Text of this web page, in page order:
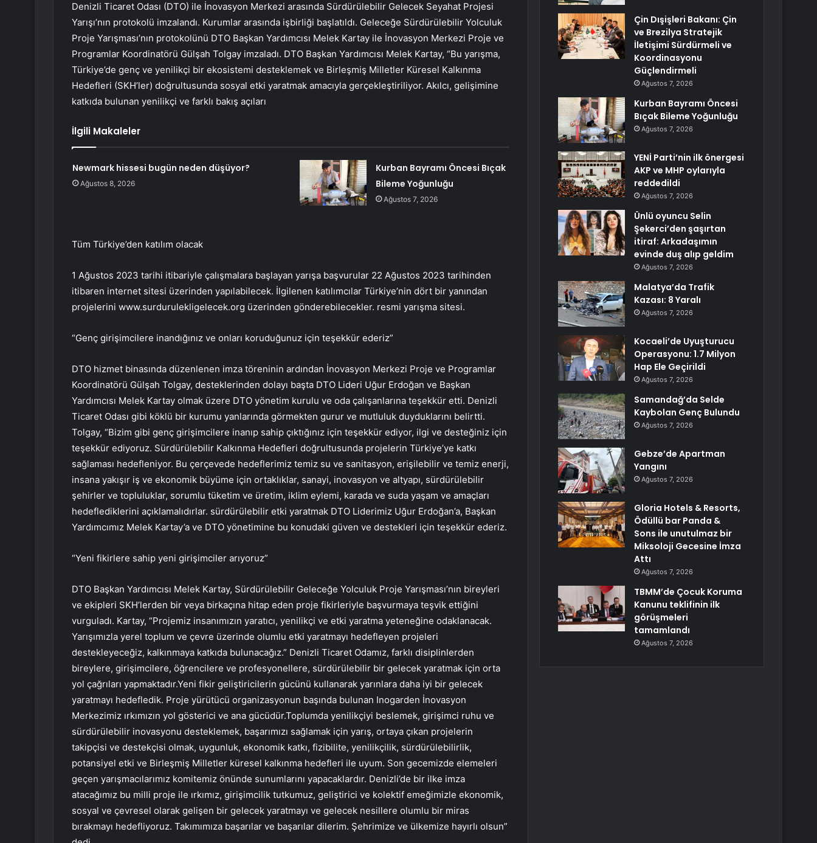
Denizli Ticaret Odası (DTO) ile İnovasyon Merkezi arasında Sürdürülebilir Gelecek Seyahat Projesi
Yarışı’nın protokolü imzalandı. Kurumlar arasında işbirliği başlatıldı. Geleceğe Sürdürülebilir Yolculuk
Proje Yarışması’nın protokolünü DTO Başkan Yardımcısı Melek Kartay ile İnovasyon Merkezi Proje ve
Programlar Koordinatörü Gülşah Tolgay imzaladı. DTO Başkan Yardımcısı Melek Kartay, “Bu yarışma,
Türkiye’de genç ve yenilikçi bir ekosistemi desteklemek ve Birleşmiş Milletler Küresel Kalkınma
Hedefleri (SKH’ler) doğrultusunda sosyal etki yaratmak amacıyla gerçekleştiriliyor. Akılcı, gelişimine
katkıda bulunan yenilikçi ve farklı bakış açıları
İlgili Makaleler
Newmark hissesi bugün neden düşüyor?
Ağustos 8, 2026
Kurban Bayramı Öncesi Bıçak
Bileme Yoğunluğu
Ağustos 7, 2026
Tüm Türkiye’den katılım olacak
1 Ağustos 2023 tarihi itibariyle çalışmalara başlayan yarışa başvurular 22 Ağustos 2023 tarihinden
itibaren internet sitesi üzerinden yapılabilecek. İlgilenen katılımcılar Türkiye’nin dört bir yanından
projelerini www.surdurulekligelecek.org üzerinden gönderebilecekler. resmi yarışma sitesi.
“Genç girişimcilere inandığınız ve onları koruduğunuz için teşekkür ederiz”
DTO hizmet binasında düzenlenen imza töreninin ardından İnovasyon Merkezi Proje ve Programlar
Koordinatörü Gülşah Tolgay, desteklerinden dolayı başta DTO Lideri Uğur Erdoğan ve Başkan
Yardımcısı Melek Kartay olmak üzere DTO yönetim kurulu ve oda çalışanlarına teşekkür etti. Denizli
Ticaret Odası gibi köklü bir kurumu yanlarında görmekten gurur ve mutluluk duyduklarını belirtti.
Tolgay, “Bizim gibi genç girişimcilere inanıp sahip çıktığınız için teşekkür ediyor, ilgi ve desteğiniz için
teşekkür ediyoruz. Sürdürülebilir Kalkınma Hedefleri doğrultusunda projelerin Türkiye’ye katkı
sağlaması hedefleniyor. Bu çerçevede hedeflerimiz temiz su ve sanitasyon, erişilebilir ve temiz enerji,
insana yakışır iş ve ekonomik büyüme için ortaklıklar, sanayi, inovasyon ve altyapı, sürdürülebilir
şehirler ve topluluklar, sorumlu tüketim ve üretim, iklim eylemi, karada ve suda yaşam ve amaçları
hedeflediklerini açıklamalıdırlar. sürdürülebilir etki yaratmak DTO Liderimiz Uğur Erdoğan’a, Başkan
Yardımcımız Melek Kartay’a ve DTO yönetimine bu konudaki güven ve destekleri için teşekkür ederiz.
“Yeni fikirlere sahip yeni girişimciler arıyoruz”
DTO Başkan Yardımcısı Melek Kartay, Sürdürülebilir Geleceğe Yolculuk Proje Yarışması’nın bireyleri
ve ekipleri SKH’lerden bir veya birkaçına hitap eden proje fikirleriyle başvurmaya teşvik ettiğini
vurguladı. Kartay, “Projemiz insanımızın yaratıcı, yenilikçi ve etki yaratma yeteneğine odaklanacak.
Yarışımızla yerel toplum ve çevre üzerinde olumlu etki yaratmayı hedefleyen projeleri
destekleyeceğiz, kalkınmaya katkıda bulunacağız.” Denizli Ticaret Odamız, farklı disiplinlerden
bireylere, girişimcilere, öğrencilere ve profesyonellere, sürdürülebilir bir gelecek yaratmak için orta
yol çağrıları yapmaktadır.Yeni fikir geliştiricilerin gücünü kullanarak yarınlara daha iyi bir gelecek
yaratmayı hedefledik. Proje yürütücü organizasyonun başında bulunan Inogarden İnovasyon
Merkezimiz ırkımızın yol gösterici ve ana gücüdür.Toplumda yenilikçiyi beslemek, girişimci ruhu ve
sürdürülebilir inovasyonu desteklemek, başarımızı sağlamak için yarış, ortaya çıkan projelerin
takipçisi ve destekçisi olmak, uygunluk, ekonomik katkı, fizibilite, yenilikçilik, sürdürülebilirlik,
potansiyel etki ve Birleşmiş Milletler küresel kalkınma hedefleri ile uyum. Son gecemizde elemeleri
geçen yarışmacılarımız komitemiz önünde sunumlarını yapacaklardır. Denizli’de bir ilke imza
atacağımız bu milli proje ile ırkımız, girişimcilik tutkumuz, geliştirici ve kolektif emeğimizle ekonomik,
sosyal ve çevresel olarak gelişen bir gelecek yaratmayı ve gelecek nesillere olumlu bir miras
bırakmayı hedefliyoruz. Takımımıza başarılar ve başarılar dilerim. Şehrimize ve ülkemize hayırlı olsun”
Çin Dışişleri Bakanı: Çin
ve Brezilya Stratejik
İletişimi Sürdürmeli ve
Koordinasyonu
Güçlendirmeli
Ağustos 7, 2026
Kurban Bayramı Öncesi
Bıçak Bileme Yoğunluğu
Ağustos 7, 2026
YENİ Parti’nin ilk önergesi
AKP ve MHP oylarıyla
reddedildi
Ağustos 7, 2026
Ünlü oyuncu Selin
Şekerci’den şaşırtan
itiraf: Arkadaşımın
evinde duş alıp geldim
Ağustos 7, 2026
Malatya’da Trafik
Kazası: 8 Yaralı
Ağustos 7, 2026
Kocaeli’de Uyuşturucu
Operasyonu: 1.7 Milyon
Hap Ele Geçirildi
Ağustos 7, 2026
Samandağ’da Selde
Kaybolan Genç Bulundu
Ağustos 7, 2026
Gebze’de Apartman
Yangını
Ağustos 7, 2026
Gloria Hotels & Resorts,
Ödüllü bar Panda &
Sons ile unutulmaz bir
Miksoloji Gecesine İmza
Attı
Ağustos 7, 2026
TBMM’de Çocuk Koruma
Kanunu teklifinin ilk
görüşmeleri
tamamlandı
Ağustos 7, 2026